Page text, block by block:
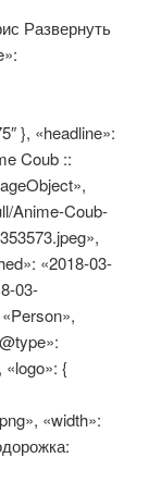
Развернуть
}, «headline»:
Coub ::
Anime-Coub-
«2018-03-
03-
«logo»: {
«width»: